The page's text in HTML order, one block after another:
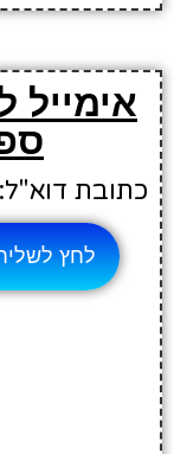
אימייל
כתובת דוא"ל: oshrityif@hinuchm.k12.il
לחץ